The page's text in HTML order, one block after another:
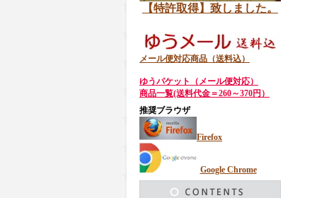
【特許取得】致しました。
メール便対応商品（送料込）
ゆうパケット（メール便対応）
商品一覧(送料代金＝260～370円）
推奨ブラウザ
Firefox
Google Chrome